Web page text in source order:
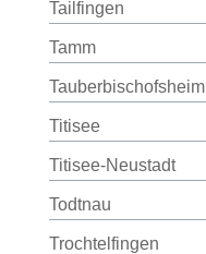
Tailfingen
Tamm
Tauberbischofsheim
Titisee
Titisee-Neustadt
Todtnau
Trochtelfingen